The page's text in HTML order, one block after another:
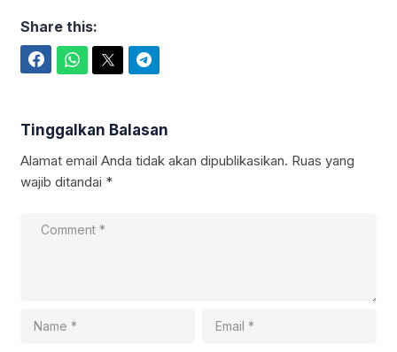
Share this:
Tinggalkan Balasan
Alamat email Anda tidak akan dipublikasikan. Ruas yang
wajib ditandai *